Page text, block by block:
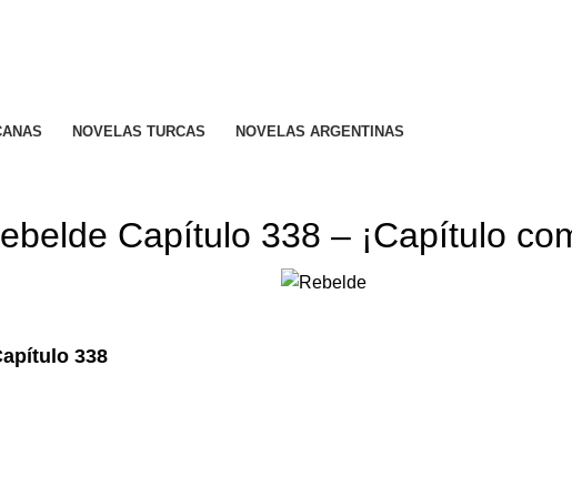
NOVELAS TURCAS NOVELAS ARGENTINAS
Capítulo 338 – ¡Capítulo
338